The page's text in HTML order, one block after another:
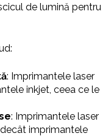
de lumină pentru
: Imprimantele laser
inkjet, ceea ce le
: Imprimantele laser
imprimantele